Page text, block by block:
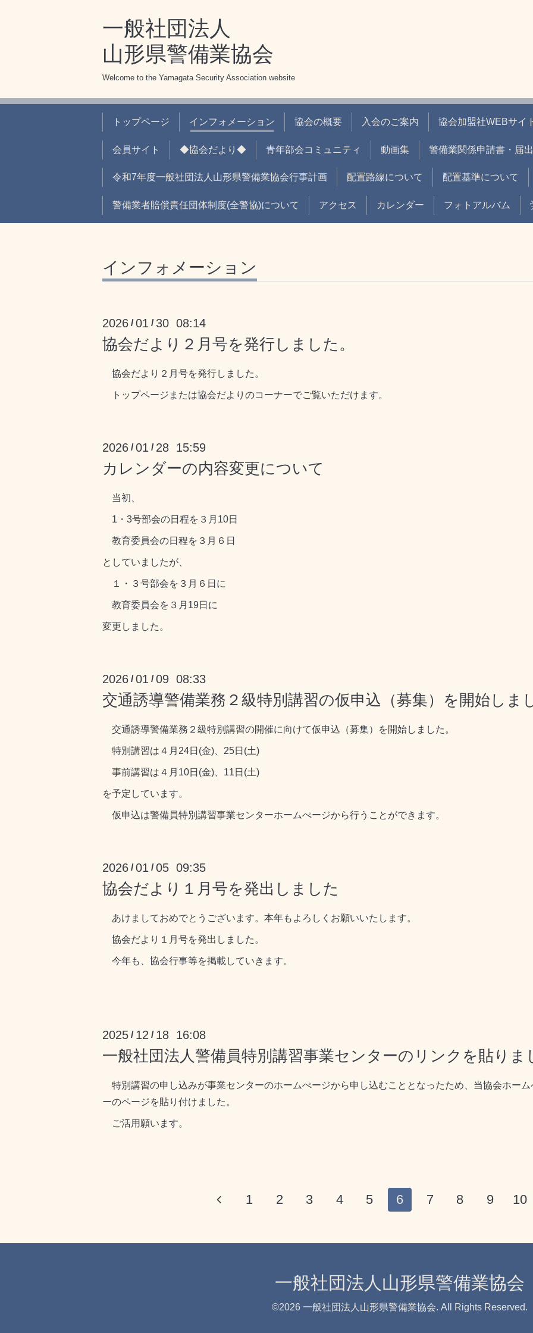
一般社団法人
山形県警備業協会
Welcome to the Yamagata Security Association website
トップページ インフォメーション 協会の概要 入会のご案内 協会加盟社WEBサイ
会員サイト ◆協会だより◆ 青年部会コミュニティ 動画集 警備業関係申請書・届
令和7年度一般社団法人山形県警備業協会行事計画 配置路線について 配置基準について
警備業者賠償責任団体制度(全警協)について アクセス カレンダー フォトアルバム
インフォメーション
2026 /01 / 30 08:14
協会だより２月号を発行しました。
協会だより２月号を発行しました。
トップページまたは協会だよりのコーナーでご覧いただけます。
2026 /01 / 28 15:59
カレンダーの内容変更について
当初、
1・3号部会の日程を３月10日
教育委員会の日程を３月６日
としていましたが、
１・３号部会を３月６日に
教育委員会を３月19日に
変更しました。
2026 /01 /09 08:33
交通誘導警備業務２級特別講習の仮申込（募集）を開始しま
交通誘導警備業務２級特別講習の開催に向けて仮申込（募集）を開始しました。
特別講習は４月24日(金)、25日(土)
事前講習は４月10日(金)、11日(土)
を予定しています。
仮申込は警備員特別講習事業センターホームぺージから行うことができます。
2026 /01 /05 09:35
協会だより１月号を発出しました
あけましておめでとうございます。本年もよろしくお願いいたします。
協会だより１月号を発出しました。
今年も、協会行事等を掲載していきます。
2025 / 12 / 18 16:08
一般社団法人警備員特別講習事業センターのリンクを貼りま
特別講習の申し込みが事業センターのホームぺージから申し込むこととなったため、当協会ホー
ーのページを貼り付けました。
ご活用願います。
1 2 3 4 5 6 7 8 9 10
一般社団法人山形県警備業協会
©2026 一般社団法人山形県警備業協会. All Rights Reserved.